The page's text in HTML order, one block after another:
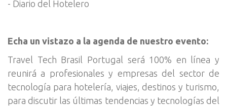
- Diario del Hotelero
Echa un vistazo a la agenda de nuestro evento:
Travel Tech Brasil Portugal será 100% en línea y
reunirá a profesionales y empresas del sector de
tecnología para hotelería, viajes, destinos y turismo,
para discutir las últimas tendencias y tecnologías del